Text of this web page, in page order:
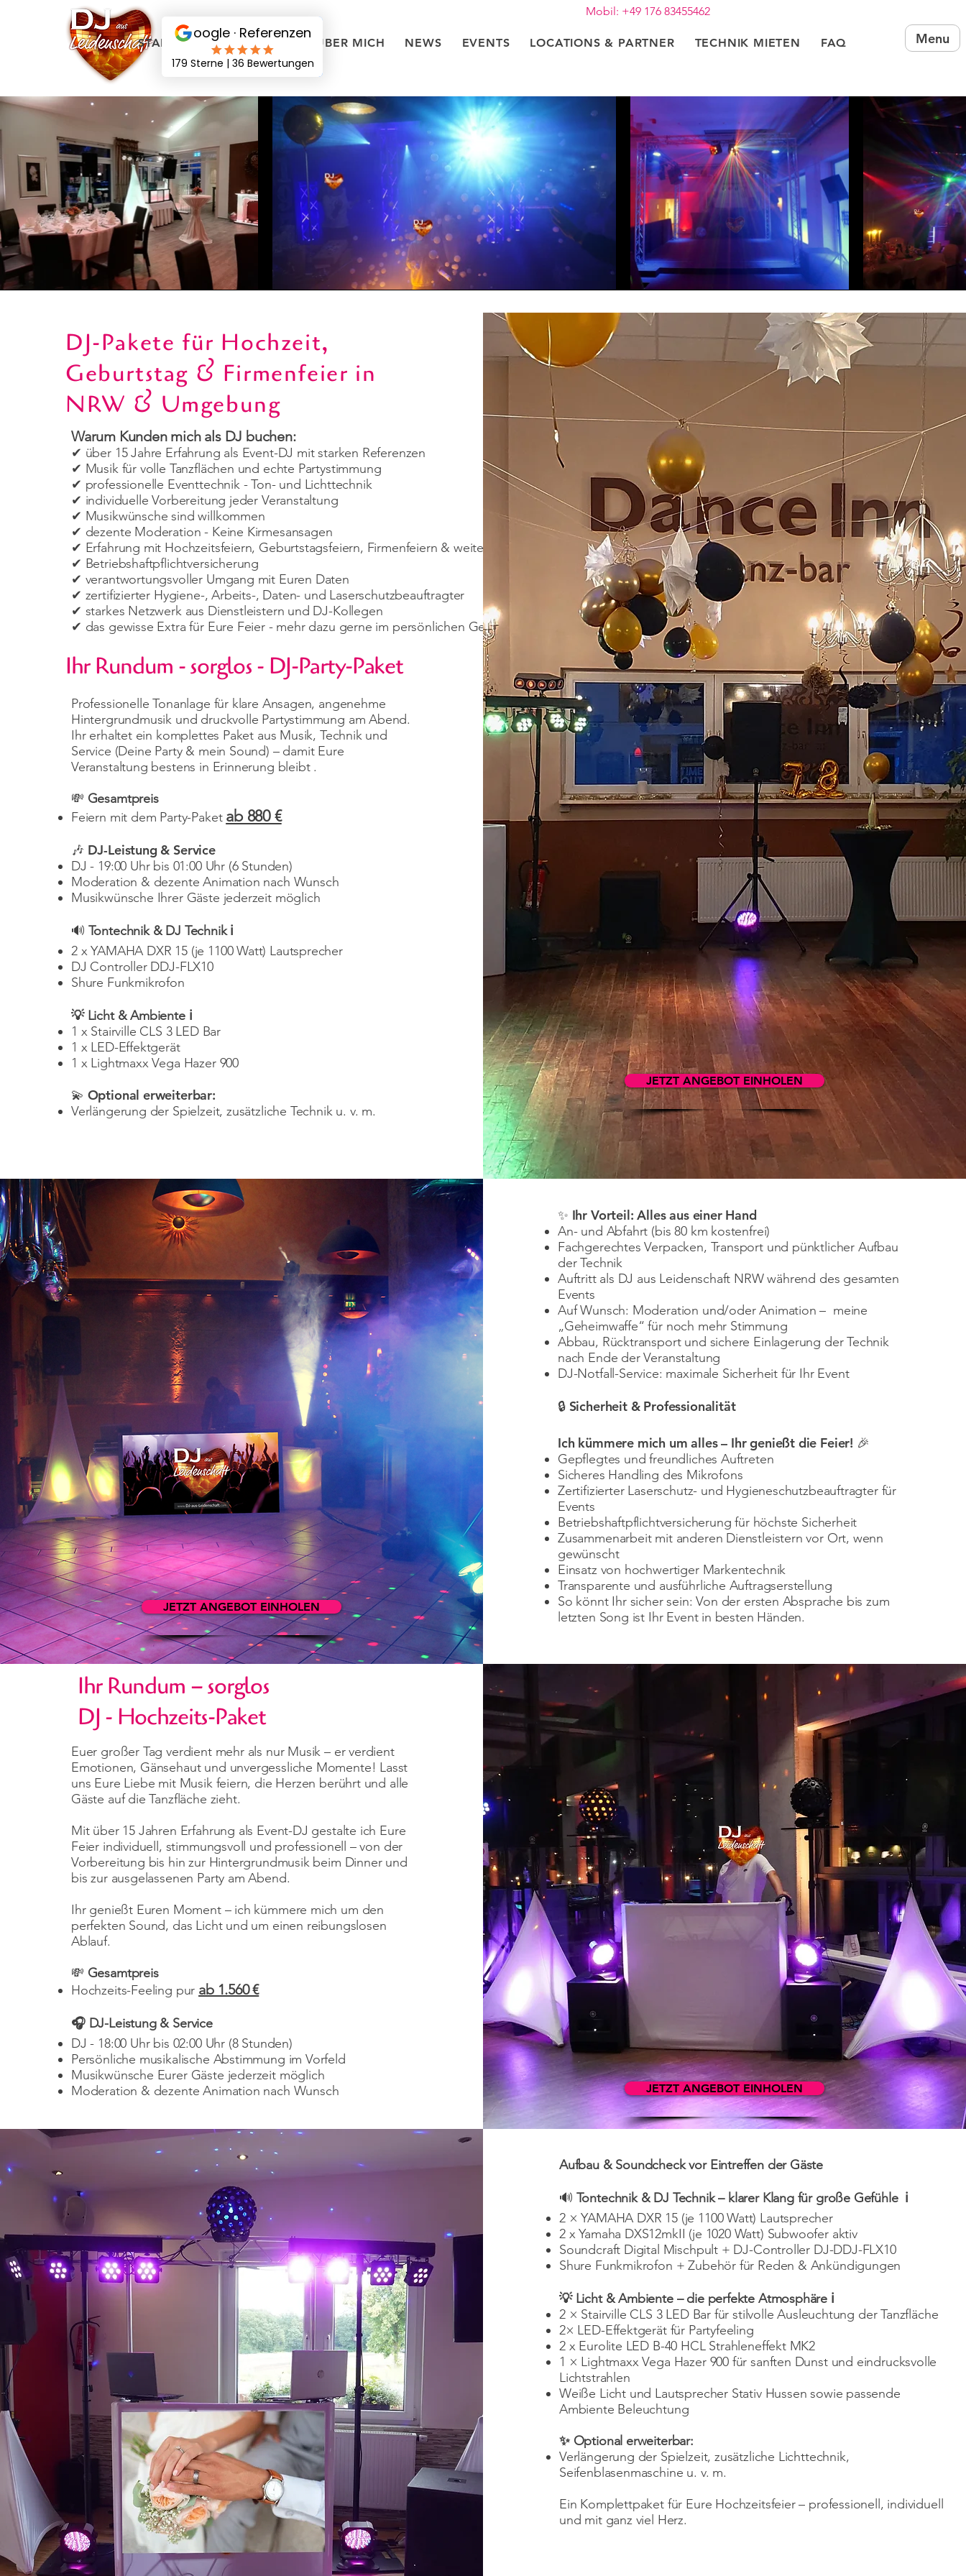
Menu
Mobil: +49 176 83455462
STARTSEITE DJ PAKETE ÜBER MICH NEWS EVENTS LOCATIONS & PARTNER TECHNIK MIETEN FAQ
DJ-Pakete für Hochzeit,
Geburtstag & Firmenfeier in
NRW & Umgebung
Warum Kunden mich als DJ buchen:
✔ über 15 Jahre Erfahrung als Event-DJ mit starken Referenzen
✔ Musik für volle Tanzflächen und echte Partystimmung
✔ professionelle Eventtechnik - Ton- und Lichttechnik
✔ individuelle Vorbereitung jeder Veranstaltung
✔ Musikwünsche sind willkommen
✔ dezente Moderation - Keine Kirmesansagen
✔ Erfahrung mit Hochzeitsfeiern, Geburtstagsfeiern, Firmenfeiern & weiteren Events
✔ Betriebshaftpflichtversicherung
✔ verantwortungsvoller Umgang mit Euren Daten
✔ zertifizierter Hygiene-, Arbeits-, Daten- und Laserschutzbeauftragter
✔ starkes Netzwerk aus Dienstleistern und DJ-Kollegen
✔ das gewisse Extra für Eure Feier - mehr dazu gerne im persönlichen Gespräch
Ihr Rundum - sorglos - DJ-Party-Paket
Professionelle Tonanlage für klare Ansagen, angenehme
Hintergrundmusik und druckvolle Partystimmung am Abend.
Ihr erhaltet ein komplettes Paket aus Musik, Technik und
Service (Deine Party & mein Sound) – damit Eure
Veranstaltung bestens in Erinnerung bleibt .
💸 Gesamtpreis
Feiern mit dem Party-Paket ab 880 €
🎶 DJ-Leistung & Service
DJ - 19:00 Uhr bis 01:00 Uhr (6 Stunden)
Moderation & dezente Animation nach Wunsch
Musikwünsche Ihrer Gäste jederzeit möglich
🔊 Tontechnik & DJ Technik ℹ️
2 x YAMAHA DXR 15 (je 1100 Watt) Lautsprecher
DJ Controller DDJ-FLX10
Shure Funkmikrofon
💡 Licht & Ambiente ℹ️
1 x Stairville CLS 3 LED Bar
1 x LED-Effektgerät
1 x Lightmaxx Vega Hazer 900
💫 Optional erweiterbar:
Verlängerung der Spielzeit, zusätzliche Technik u. v. m.
JETZT ANGEBOT EINHOLEN
JETZT ANGEBOT EINHOLEN
✨ Ihr Vorteil: Alles aus einer Hand
An- und Abfahrt (bis 80 km kostenfrei)
Fachgerechtes Verpacken, Transport und pünktlicher Aufbau
der Technik
Auftritt als DJ aus Leidenschaft NRW während des gesamten
Events
Auf Wunsch: Moderation und/oder Animation – meine
„Geheimwaffe“ für noch mehr Stimmung
Abbau, Rücktransport und sichere Einlagerung der Technik
nach Ende der Veranstaltung
DJ-Notfall-Service: maximale Sicherheit für Ihr Event
🔒 Sicherheit & Professionalität
Ich kümmere mich um alles – Ihr genießt die Feier! 🎉
Gepflegtes und freundliches Auftreten
Sicheres Handling des Mikrofons
Zertifizierter Laserschutz- und Hygieneschutzbeauftragter für
Events
Betriebshaftpflichtversicherung für höchste Sicherheit
Zusammenarbeit mit anderen Dienstleistern vor Ort, wenn
gewünscht
Einsatz von hochwertiger Markentechnik
Transparente und ausführliche Auftragserstellung
So könnt Ihr sicher sein: Von der ersten Absprache bis zum
letzten Song ist Ihr Event in besten Händen.
Ihr Rundum – sorglos
DJ - Hochzeits-Paket
Euer großer Tag verdient mehr als nur Musik – er verdient
Emotionen, Gänsehaut und unvergessliche Momente! Lasst
uns Eure Liebe mit Musik feiern, die Herzen berührt und alle
Gäste auf die Tanzfläche zieht.
Mit über 15 Jahren Erfahrung als Event-DJ gestalte ich Eure
Feier individuell, stimmungsvoll und professionell – von der
Vorbereitung bis hin zur Hintergrundmusik beim Dinner und
bis zur ausgelassenen Party am Abend.
Ihr genießt Euren Moment – ich kümmere mich um den
perfekten Sound, das Licht und um einen reibungslosen
Ablauf.
💸 Gesamtpreis
Hochzeits-Feeling pur ab 1.560 €
🎧 DJ-Leistung & Service
DJ - 18:00 Uhr bis 02:00 Uhr (8 Stunden)
Persönliche musikalische Abstimmung im Vorfeld
Musikwünsche Eurer Gäste jederzeit möglich
Moderation & dezente Animation nach Wunsch
JETZT ANGEBOT EINHOLEN
Aufbau & Soundcheck vor Eintreffen der Gäste
🔊 Tontechnik & DJ Technik – klarer Klang für große Gefühle ℹ️
2 × YAMAHA DXR 15 (je 1100 Watt) Lautsprecher
2 x Yamaha DXS12mkII (je 1020 Watt) Subwoofer aktiv
Soundcraft Digital Mischpult + DJ-Controller DJ-DDJ-FLX10
Shure Funkmikrofon + Zubehör für Reden & Ankündigungen
💡 Licht & Ambiente – die perfekte Atmosphäre ℹ️
2 × Stairville CLS 3 LED Bar für stilvolle Ausleuchtung der Tanzfläche
2× LED-Effektgerät für Partyfeeling
2 x Eurolite LED B-40 HCL Strahleneffekt MK2
1 × Lightmaxx Vega Hazer 900 für sanften Dunst und eindrucksvolle
Lichtstrahlen
Weiße Licht und Lautsprecher Stativ Hussen sowie passende
Ambiente Beleuchtung
✨ Optional erweiterbar:
Verlängerung der Spielzeit, zusätzliche Lichttechnik,
Seifenblasenmaschine u. v. m.
Ein Komplettpaket für Eure Hochzeitsfeier – professionell, individuell
und mit ganz viel Herz.